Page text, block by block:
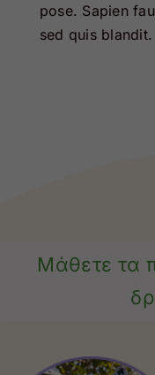
pose. Sapien
sed quis blandit.
Μάθετε τα